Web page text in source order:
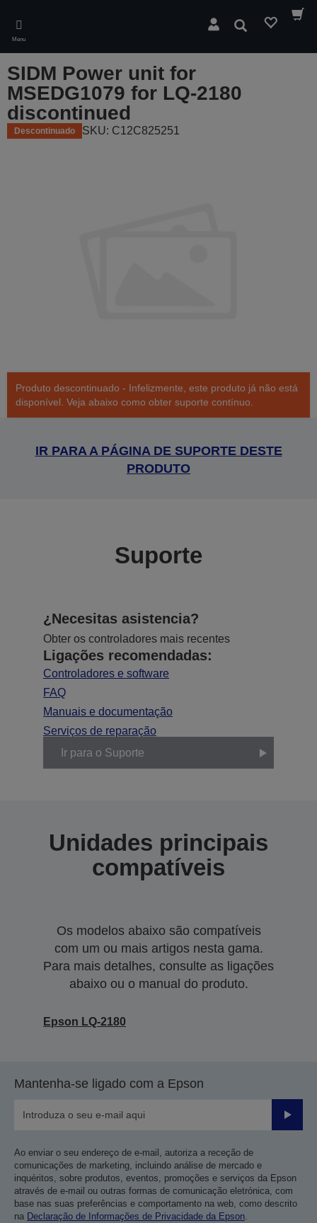
main
content
Menu
Pesquisar
SIDM Power unit for
MSEDG1079 for LQ-2180
discontinued
Descontinuado SKU: C12C825251
Produto descontinuado - Infelizmente, este produto já não está
disponível. Veja abaixo como obter suporte contínuo.
IR PARA A PÁGINA DE SUPORTE DESTE
PRODUTO
Suporte
¿Necesitas asistencia?
Obter os controladores mais recentes
Ligações recomendadas:
Controladores e software
FAQ
Manuais e documentação
Serviços de reparação
Ir para o Suporte
Unidades principais
compatíveis
Os modelos abaixo são compatíveis
com um ou mais artigos nesta gama.
Para mais detalhes, consulte as ligações
abaixo ou o manual do produto.
Epson LQ-2180
Mantenha-se ligado com a Epson
Enviar
Ao enviar o seu endereço de e-mail, autoriza a receção de
comunicações de marketing, incluindo análise de mercado e
inquéritos, sobre produtos, eventos, promoções e serviços da Epson
através de e-mail ou outras formas de comunicação eletrónica, com
base nas suas preferências e comportamento na web, como descrito
na Declaração de Informações de Privacidade da Epson.